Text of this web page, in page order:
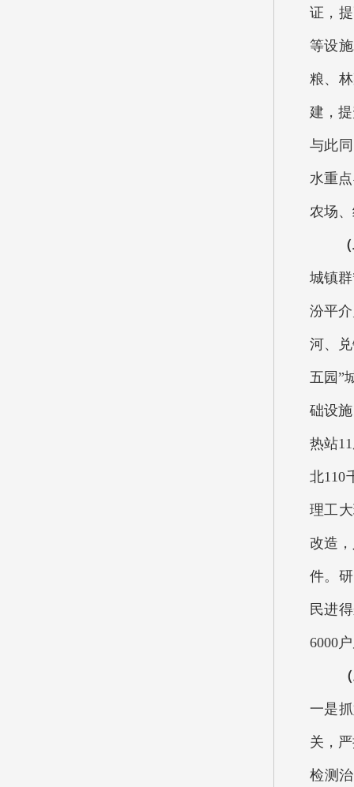
证，
等设
粮、
建，
与此
水重
农场
城镇
汾平
河、
五园”
础设
热站
北110
理工
改造
件。
民进
6000
一是
关，
检测